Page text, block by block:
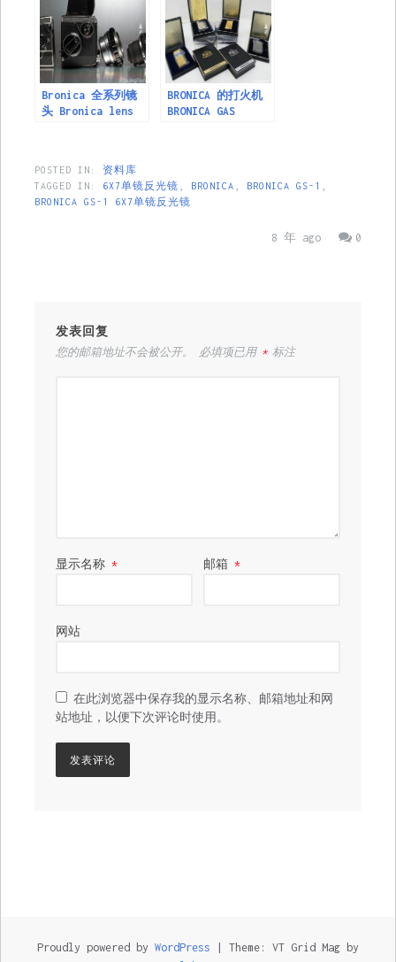
Bronica 全系列镜
头 Bronica lens
BRONICA 的打火机
BRONICA GAS
POSTED IN: 资料库
TAGGED IN: 6X7单镜反光镜 BRONICA BRONICA GS-1
BRONICA GS-1 6X7单镜反光镜
0
8 年 ago
发表回复
您的邮箱地址不会被公开。 必填项已用 *标注
显示名称 * 邮箱*
网站
在此浏览器中保存我的显示名称、邮箱地址和网
站地址，以便下次评论时使用。
Proudly powered by WordPress
Theme: VT Grid Mag by